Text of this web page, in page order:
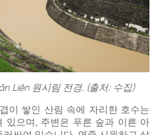
Liên 원시림 전경. (출처: 수집)
이 쌓인 산림 속에 자리한 호수는
있으며, 주변은 푸른 숲과 이른 아